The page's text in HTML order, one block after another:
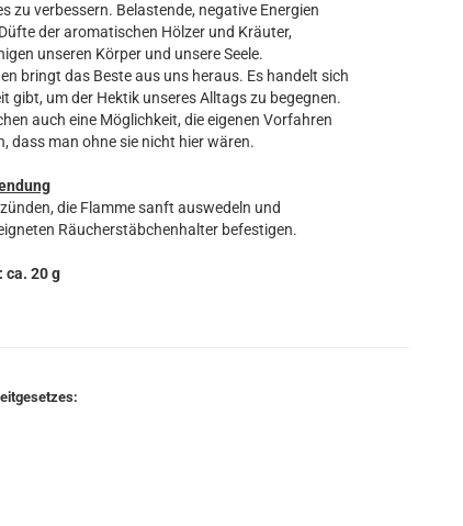
zu verbessern. Belastende, negative Energien
der aromatischen Hölzer und Kräuter,
unseren Körper und unsere Seele.
bringt das Beste aus uns heraus. Es handelt sich
gibt, um der Hektik unseres Alltags zu begegnen.
auch eine Möglichkeit, die eigenen Vorfahren
dass man ohne sie nicht hier wären.
die Flamme sanft auswedeln und
Räucherstäbchenhalter befestigen.
ca. 20 g